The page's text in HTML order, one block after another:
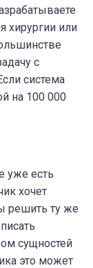
хирургии или
с
система
на 100 000
уже есть
хочет
решить ту же
сущностей
это может